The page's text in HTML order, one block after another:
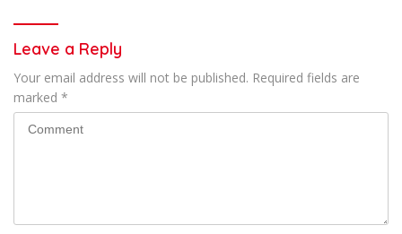
Leave a Reply
Your email address will not be published. Required fields are
marked *